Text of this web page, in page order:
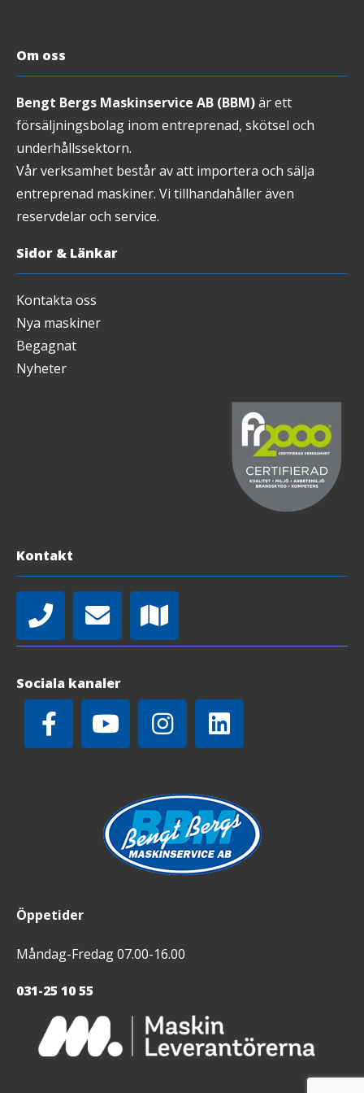
Om oss
Bengt Bergs Maskinservice AB (BBM)är ett
försäljningsbolag inom entreprenad, skötsel och
underhållssektorn.
Vår verksamhet består av att importera och sälja
entreprenad maskiner. Vi tillhandahåller även
reservdelar och service.
Sidor & Länkar
Kontakta oss
Nya maskiner
Begagnat
Nyheter
Kontakt
Sociala kanaler
Öppetider
Måndag-Fredag 07.00-16.00
031-25 10 55